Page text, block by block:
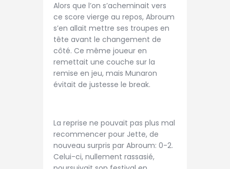
Alors que l’on s’acheminait vers
ce score vierge au repos, Abroum
s’en allait mettre ses troupes en
tête avant le changement de
côté. Ce même joueur en
remettait une couche sur la
remise en jeu, mais Munaron
évitait de justesse le break.
La reprise ne pouvait pas plus mal
recommencer pour Jette, de
nouveau surpris par Abroum: 0-2.
Celui-ci, nullement rassasié,